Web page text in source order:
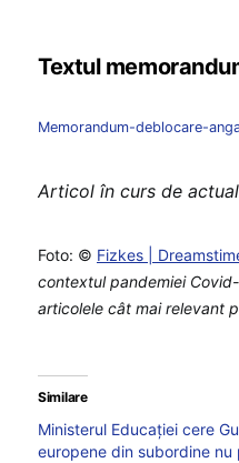
Textul
Memorandum-deblocare-
Articol în curs de
Foto: © Fizkes |
contextul pandemiei
articolele cât mai relevant
Similare
Ministerul Educației cere
europene din subordine